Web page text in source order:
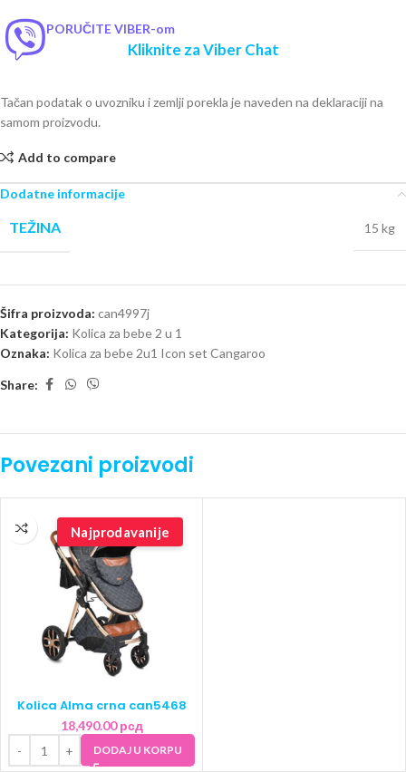
PORUČITE VIBER-om
Kliknite za Viber Chat
Tačan podatak o uvozniku i zemlji porekla je naveden na deklaraciji na
samom proizvodu.
Add to compare
Dodatne informacije
TEŽINA 15 kg
Šifra proizvoda: can4997j
Kategorija: Kolica za bebe 2 u 1
Oznaka: Kolica za bebe 2u1 Icon set Cangaroo
Share:
Povezani proizvodi
Najprodavanije
Kolica Alma crna can5468
18,490.00рсд
DODAJ U KORPU